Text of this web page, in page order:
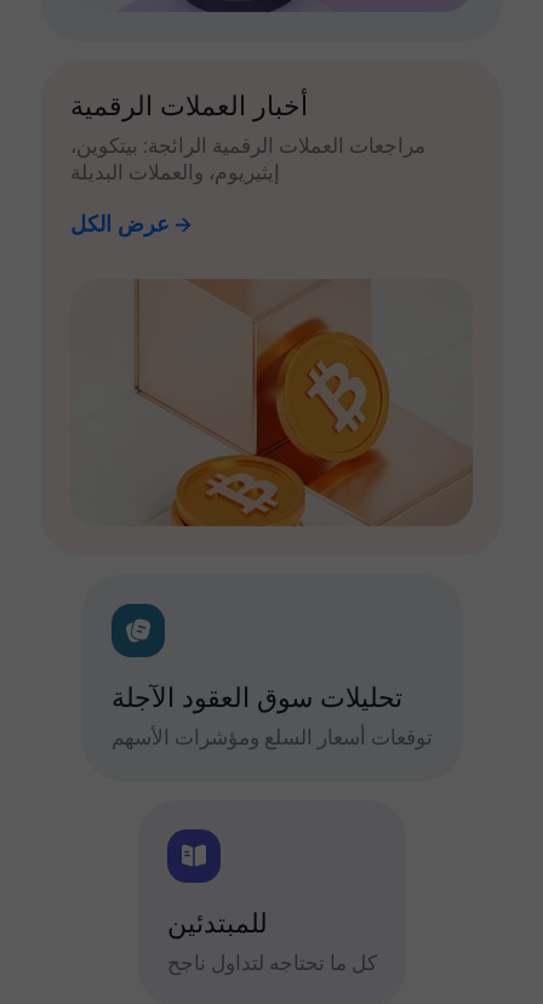
أخبار العملات الرقمية
مراجعات العملات الرقمية الرائجة: بيتكوين،
إيثيريوم، والعملات البديلة
عرض الكل
تحليلات سوق العقود الآجلة
توقعات أسعار السلع ومؤشرات الأسهم
للمبتدئين
كل ما تحتاجه لتداول ناجح